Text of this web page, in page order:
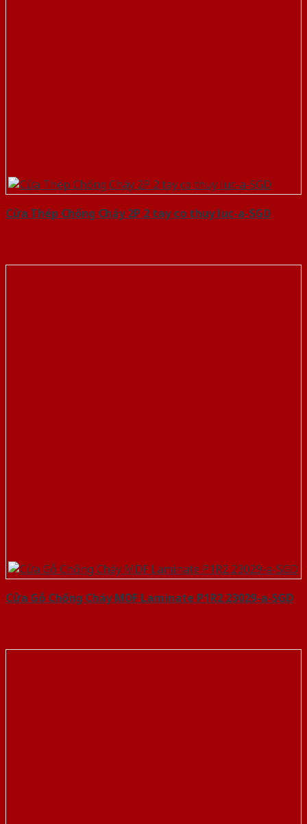
Cửa Thép Chống Cháy 2P 2 tay co thuy luc-a-SGD
Cửa Gỗ Chống Cháy MDF Laminate P1R2 23029-a-SGD